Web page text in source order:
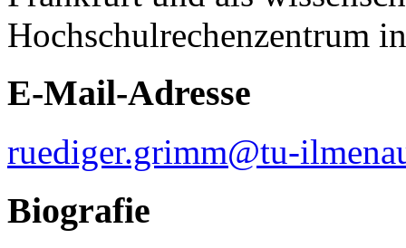
Hochschulrechenzentrum
E-Mail-Adresse
ruediger.grimm@tu-
Biografie